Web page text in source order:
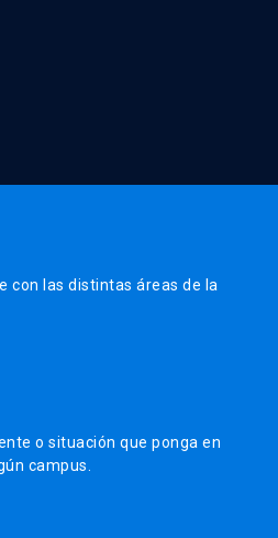
con las distintas áreas de la
o situación que ponga en
campus.